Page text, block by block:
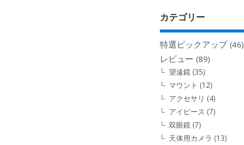
カテゴリー
特選ピックアップ(46)
レビュー (89)
望遠鏡 (35)
マウント (12)
アクセサリ (4)
アイピース (7)
双眼鏡 (7)
天体用カメラ (13)